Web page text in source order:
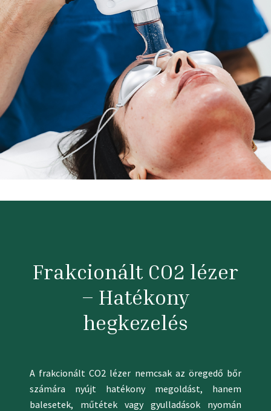
Frakcionált CO2 lézer
– Hatékony
hegkezelés
A frakcionált CO2 lézer nemcsak az öregedő bőr
számára nyújt hatékony megoldást, hanem
balesetek, műtétek vagy gyulladások nyomán